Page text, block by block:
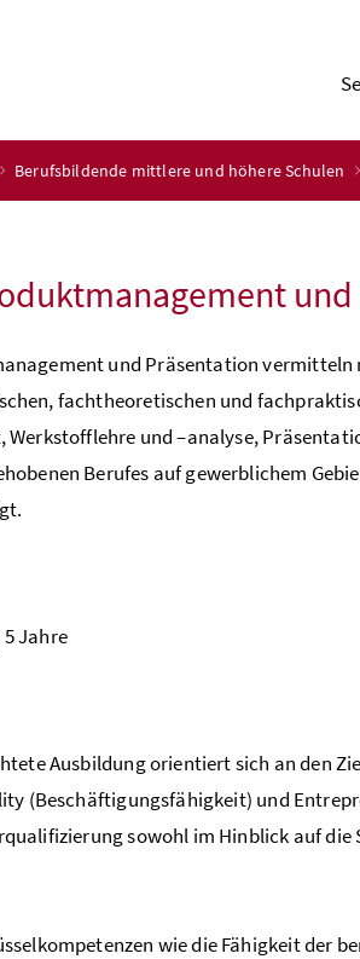
Berufsbildende mittlere und höhere Schulen
und Präsentation
fachtheoretischen und
Werkstofflehre und –analyse,
Berufes auf gewerblichem
5 Jahre
Ausbildung orientiert sich an den
(Beschäftigungsfähigkeit) und
sowohl im Hinblick auf
wie die Fähigkeit